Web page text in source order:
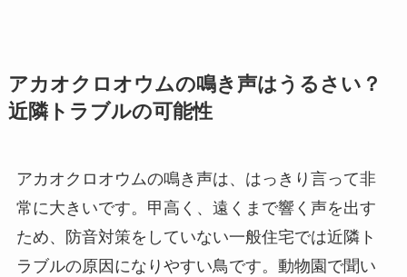
アカオクロオウムの鳴き声はうるさい？
近隣トラブルの可能性
アカオクロオウムの鳴き声は、はっきり言って非
常に大きいです。甲高く、遠くまで響く声を出す
ため、防音対策をしていない一般住宅では近隣ト
ラブルの原因になりやすい鳥です。動物園で聞い